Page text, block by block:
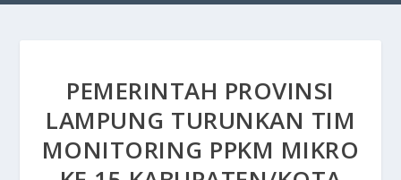
PEMERINTAH PROVINSI
LAMPUNG TURUNKAN TIM
MONITORING PPKM MIKRO